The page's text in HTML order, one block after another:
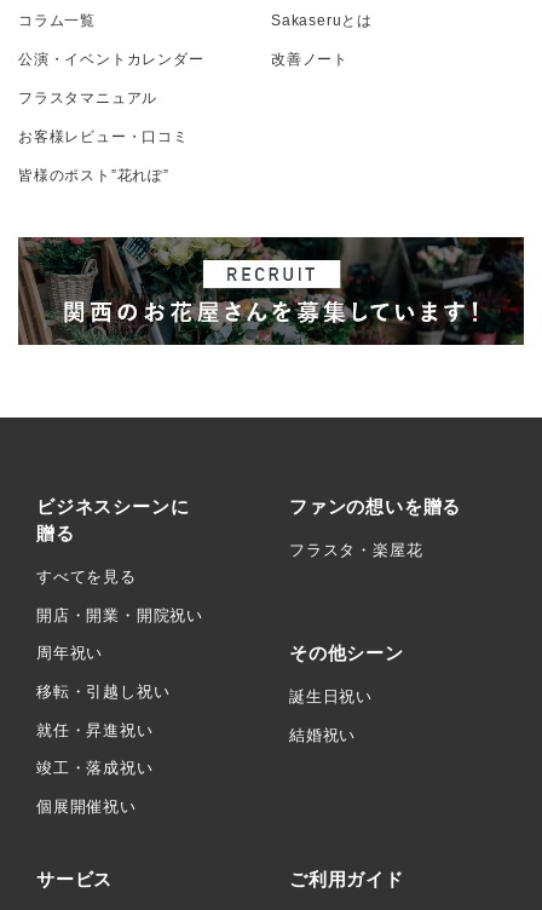
コラム一覧
公演・イベントカレンダー
フラスタマニュアル
お客様レビュー・口コミ
皆様のポスト”花れぽ”
Sakaseruとは
改善ノート
ビジネスシーンに
贈る
すべてを見る
開店・開業・開院祝い
周年祝い
移転・引越し祝い
就任・昇進祝い
竣工・落成祝い
個展開催祝い
ファンの想いを贈る
フラスタ・楽屋花
その他シーン
誕生日祝い
結婚祝い
サービス ご利用ガイド